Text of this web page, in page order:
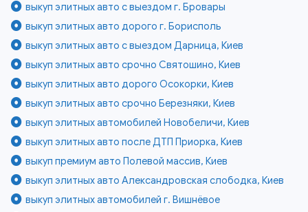
выкуп элитных авто с выездом г. Бровары
выкуп элитных авто дорого г. Борисполь
выкуп элитных авто с выездом Дарница, Киев
выкуп элитных авто срочно Святошино, Киев
выкуп элитных авто дорого Осокорки, Киев
выкуп элитных авто срочно Березняки, Киев
выкуп элитных автомобилей Новобеличи, Киев
выкуп элитных авто после ДТП Приорка, Киев
выкуп премиум авто Полевой массив, Киев
выкуп элитных авто Александровская слободка, Киев
выкуп элитных автомобилей г. Вишнёвое